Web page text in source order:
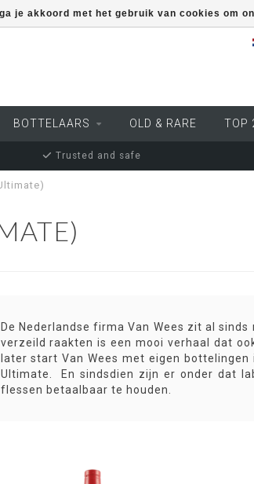
BOTTELAARS OLD & RARE TOP
Trusted and safe
De Nederlandse firma Van Wees zit al
verzeild raakten is een mooi verhaal dat
later start Van Wees met eigen bottelingen
Ultimate. En sindsdien zijn er onder dat
flessen betaalbaar te houden.
je akkoord met het gebruik van cookies om